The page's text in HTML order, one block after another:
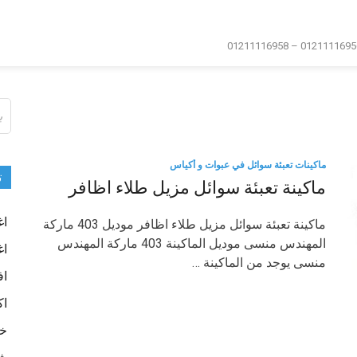
ماكينات تعبئة سوائل في عبوات و أكياس
ماكينة تعبئة سوائل مزيل طلاء اظافر
ماكينة تعبئة سوائل مزيل طلاء اظافر موديل 403 ماركة
المهندس منسى موديل الماكينة 403 ماركة المهندس
منسى يوجد من الماكينة …